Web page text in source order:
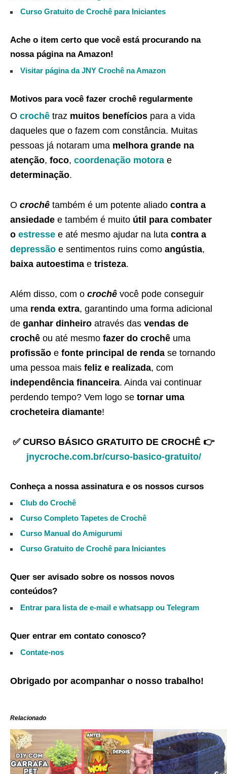
Curso Gratuito de Crochê para Iniciantes
Ache o item certo que você está procurando na
nossa página na Amazon!
Visitar página da JNY Crochê na Amazon
Motivos para você fazer crochê regularmente
O crochê traz muitos benefícios para a vida
daqueles que o fazem com constância. Muitas
pessoas já notaram uma melhora grande na
atenção, foco, coordenação motora e
determinação.
O crochê também é um potente aliado contra a
ansiedade e também é muito útil para combater
o estresse e até mesmo ajudar na luta contra a
depressão e sentimentos ruins como angústia,
baixa autoestima e tristeza.
Além disso, com o crochê você pode conseguir
uma renda extra, garantindo uma forma adicional
de ganhar dinheiro através das vendas de
crochê ou até mesmo fazer do crochê uma
profissão e fonte principal de renda se tornando
uma pessoa mais feliz e realizada, com
independência financeira. Ainda vai continuar
perdendo tempo? Vem logo se tornar uma
crocheteira diamante!
✅ CURSO BÁSICO GRATUITO DE CROCHÊ 👉
jnycroche.com.br/curso-basico-gratuito/
Conheça a nossa assinatura e os nossos cursos
Club do Crochê
Curso Completo Tapetes de Crochê
Curso Manual do Amigurumi
Curso Gratuito de Crochê para Iniciantes
Quer ser avisado sobre os nossos novos
conteúdos?
Entrar para lista de e-mail e whatsapp ou Telegram
Quer entrar em contato conosco?
Contate-nos
Obrigado por acompanhar o nosso trabalho!
Relacionado